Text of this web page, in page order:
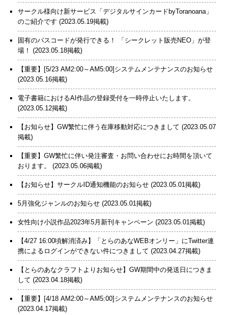
サークル様向け新サービス「デジタルサインカードbyToranoana」
のご紹介です (2023.05.19掲載)
固有のパスコードが発行できる！ 「シークレット販売NEO」が登
場！ (2023.05.18掲載)
【重要】[5/23 AM2:00～AM5:00]システムメンテナンスのお知らせ
(2023.05.16掲載)
電子書籍におけるAI作品の登録受付を一時停止いたします。
(2023.05.12掲載)
【お知らせ】GW繁忙に伴う在庫移動対応につきまして (2023.05.07
掲載)
【重要】GW繁忙に伴い発注審査・お問い合わせにお時間を頂いて
おります。
(2023.05.06掲載)
【お知らせ】サークルID通知機能のお知らせ (2023.05.01掲載)
5月強化ジャンルのお知らせ (2023.05.01掲載)
女性向け小説作品2023年5月新刊キャンペーン (2023.05.01掲載)
【4/27 16:00頃解消済み】「とらのあなWEBオンリー」にTwitter連
携によるログインができない件につきまして (2023.04.27掲載)
【とらのあなクラフトよりお知らせ】GW期間中の発送日につきま
して (2023.04.18掲載)
【重要】[4/18 AM2:00～AM5:00]システムメンテナンスのお知らせ
(2023.04.17掲載)